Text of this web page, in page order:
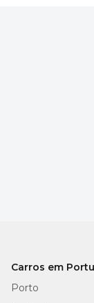
Carros em
Porto